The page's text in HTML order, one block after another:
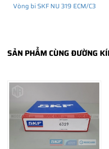
Vòng bi SKF NU 319 ECM/C3
SẢN PHẨM CÙNG ĐƯỜNG